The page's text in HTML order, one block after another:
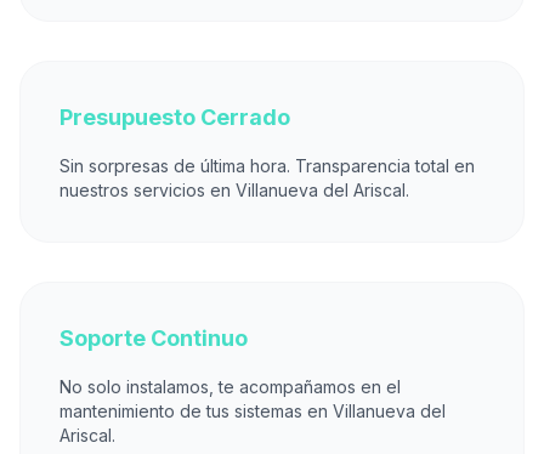
Presupuesto Cerrado
Sin sorpresas de última hora. Transparencia total en
nuestros servicios en Villanueva del Ariscal.
Soporte Continuo
No solo instalamos, te acompañamos en el
mantenimiento de tus sistemas en Villanueva del
Ariscal.